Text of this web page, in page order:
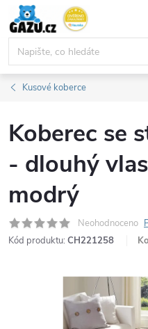
Přejít
obsah
Kusové koberce
Koberec se
- dlouhý
modrý
Neohodnoceno
Kód produktu: CH221258